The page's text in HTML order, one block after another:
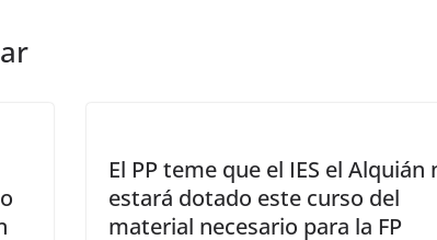
El PP teme que el IES el Alquián
estará dotado este curso del
material necesario para la FP